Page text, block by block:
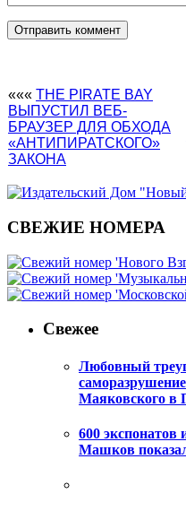
««« THE PIRATE BAY
ВЫПУСТИЛ ВЕБ-
БРАУЗЕР ДЛЯ ОБХОДА
«АНТИПИРАТСКОГО»
ЗАКОНА
СВЕЖИЕ НОМЕРА
Свежее
Любовный
Маяковского в
600 экспонатов
Машков